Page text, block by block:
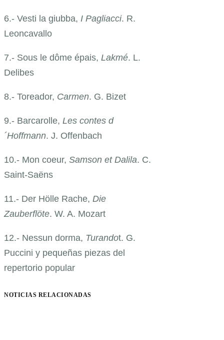
6.- Vesti la giubba, I Pagliacci. R.
Leoncavallo
7.- Sous le dôme épais, Lakmé. L.
Delibes
8.- Toreador, Carmen. G. Bizet
9.- Barcarolle, Les contes d
´Hoffmann. J. Offenbach
10.- Mon coeur, Samson et Dalila. C.
Saint-Saëns
11.- Der Hölle Rache, Die
Zauberflöte. W. A. Mozart
12.- Nessun dorma, Turandot. G.
Puccini y pequeñas piezas del
repertorio popular
NOTICIAS RELACIONADAS